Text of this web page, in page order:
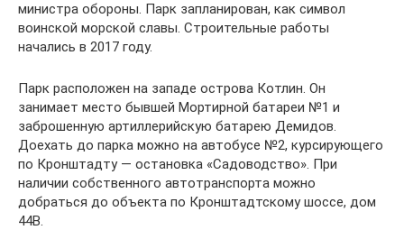
министра обороны. Парк запланирован, как символ
воинской морской славы. Строительные работы
начались в 2017 году.
Парк расположен на западе острова Котлин. Он
занимает место бывшей Мортирной батареи №1 и
заброшенную артиллерийскую батарею Демидов.
Доехать до парка можно на автобусе №2, курсирующего
по Кронштадту — остановка «Садоводство». При
наличии собственного автотранспорта можно
добраться до объекта по Кронштадтскому шоссе, дом
44В.